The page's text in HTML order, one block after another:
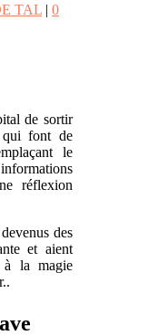
TAL | 0
de sortir
qui font de
le
réflexion
des
et aient
à la magie